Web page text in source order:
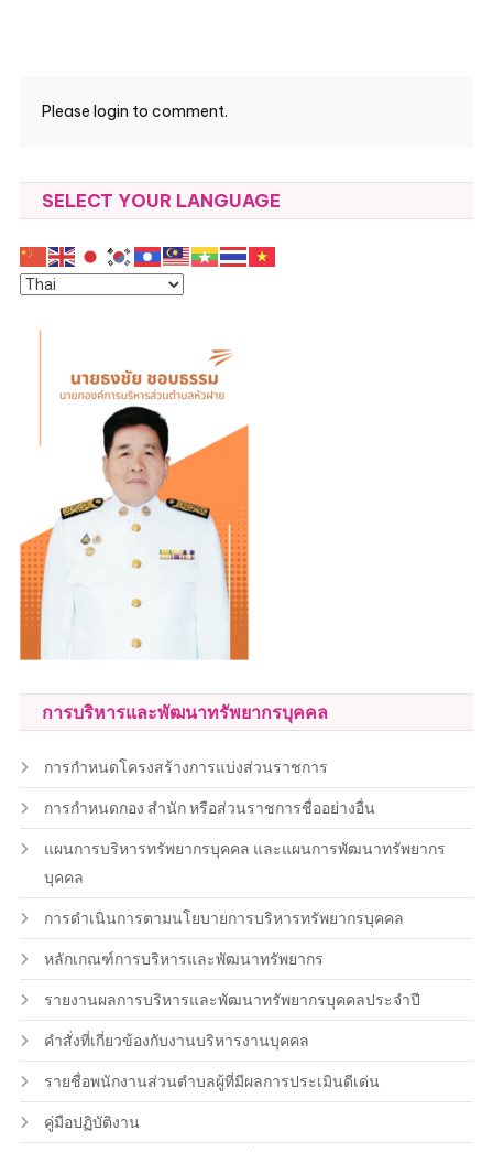
Please login to comment.
SELECT YOUR LANGUAGE
การบริหารและพัฒนาทรัพยากรบุคคล
การกำหนดโครงสร้างการแบ่งส่วนราชการ
การกำหนดกอง สำนัก หรือส่วนราชการชื่ออย่างอื่น
แผนการบริหารทรัพยากรบุคคล และแผนการพัฒนาทรัพยากร
บุคคล
การดำเนินการตามนโยบายการบริหารทรัพยากรบุคคล
หลักเกณฑ์การบริหารและพัฒนาทรัพยากร
รายงานผลการบริหารและพัฒนาทรัพยากรบุคคลประจำปี
คำสั่งที่เกี่ยวข้องกับงานบริหารงานบุคคล
รายชื่อพนักงานส่วนตำบลผู้ที่มีผลการประเมินดีเด่น
คู่มือปฏิบัติงาน